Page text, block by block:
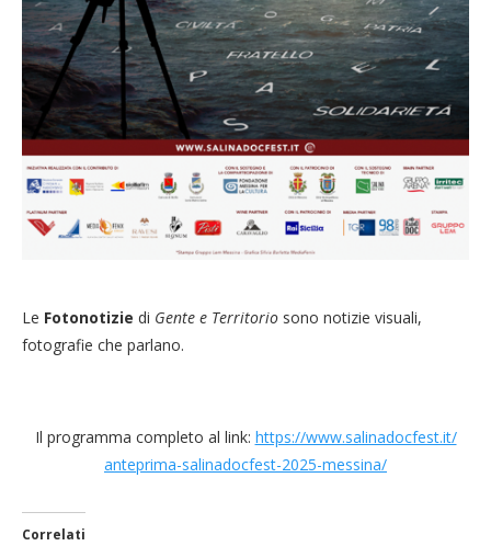
Le Fotonotizie di Gente e Territorio sono notizie visuali,
fotografie che parlano.
Il programma completo al link: https://www.salinadocfest.it/
anteprima-salinadocfest-2025-messina/
Correlati